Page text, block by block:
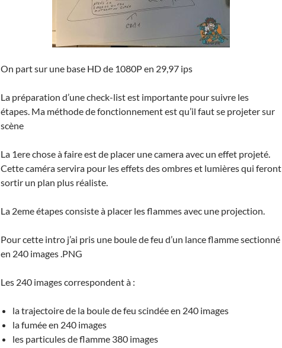
On part sur une base HD de 1080P en 29,97 ips
La préparation d’une check-list est importante pour suivre les
étapes. Ma méthode de fonctionnement est qu’il faut se projeter sur
scène
La 1ere chose à faire est de placer une camera avec un effet projeté.
Cette caméra servira pour les effets des ombres et lumières qui feront
sortir un plan plus réaliste.
La 2eme étapes consiste à placer les flammes avec une projection.
Pour cette intro j’ai pris une boule de feu d’un lance flamme sectionné
en 240 images .PNG
Les 240 images correspondent à :
la trajectoire de la boule de feu scindée en 240 images
la fumée en 240 images
les particules de flamme 380 images